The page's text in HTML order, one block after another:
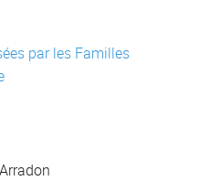
par les Familles